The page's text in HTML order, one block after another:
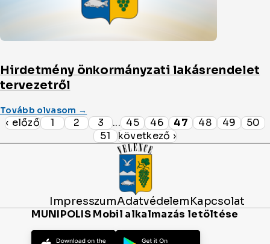
Hirdetmény önkormányzati lakásrendelet
tervezetről
Tovább olvasom (a/az)
Hirdetmény
önkormányzati
lakásrendelet
tervezetről
→
‹ előző 1 2 3 ... 45 46 47 48 49
50
51
következő ›
ImpresszumAdatvédelemKapcsolat
MUNIPOLIS Mobil alkalmazás letöltése